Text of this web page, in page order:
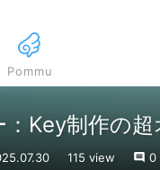
Pommu
：Key制作の
115 view 0